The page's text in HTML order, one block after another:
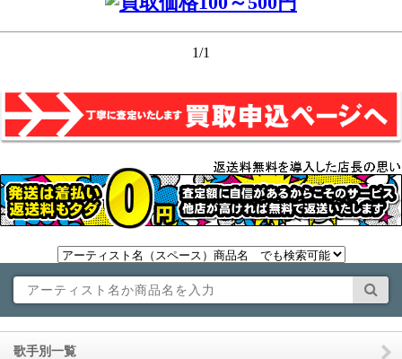
1/1
歌手別一覧